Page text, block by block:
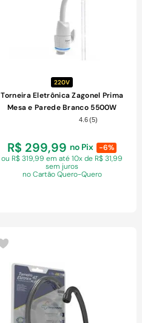
220V
Torneira Eletrônica Zagonel Prima
Mesa e Parede Branco 5500W
4.6(5)
R$ 299,99 no Pix
-6%
ou R$ 319,99 ematé 10x de R$ 31,99
sem juros
no Cartão Quero-Quero
COMPRAR